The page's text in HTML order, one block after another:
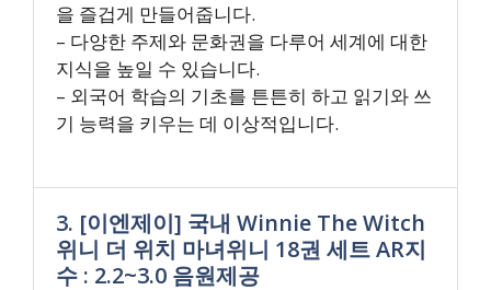
을 즐겁게 만들어줍니다.
– 다양한 주제와 문화권을 다루어 세계에 대한
지식을 높일 수 있습니다.
– 외국어 학습의 기초를 튼튼히 하고 읽기와 쓰
기 능력을 키우는 데 이상적입니다.
3. [이엔제이] 국내 Winnie The Witch
위니 더 위치 마녀위니 18권 세트 AR지
수 : 2.2~3.0 음원제공